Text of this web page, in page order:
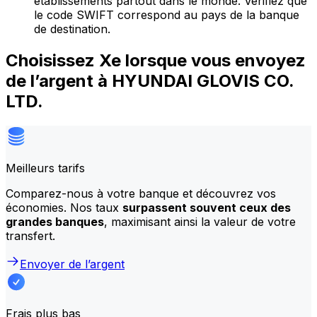
le code SWIFT correspond au pays de la banque
de destination.
Choisissez Xe lorsque vous envoyez
de l’argent à HYUNDAI GLOVIS CO.
LTD.
Meilleurs tarifs
Comparez-nous à votre banque et découvrez vos
économies. Nos taux surpassent souvent ceux des
grandes banques, maximisant ainsi la valeur de votre
transfert.
Envoyer de l’argent
Frais plus bas